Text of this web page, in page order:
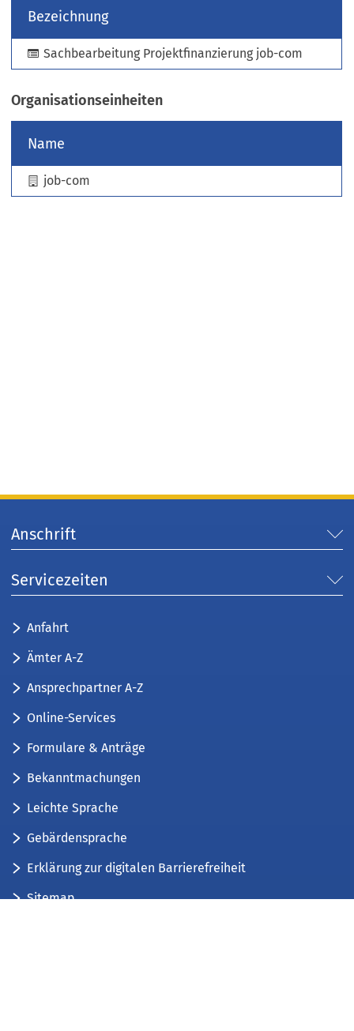
e
n
T
a
)
Bezeichnung
Sachbearbeitung Projektfinanzierung job-com
Organisationseinheiten
Name
job-com
Anschrift
Servicezeiten
Anfahrt
Ämter A-Z
Ansprechpartner A-Z
Online-Services
Formulare & Anträge
Bekanntmachungen
Leichte Sprache
Gebärdensprache
Erklärung zur digitalen Barrierefreiheit
Sitemap